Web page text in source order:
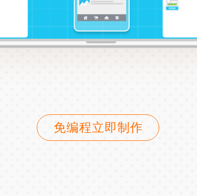
免编程立即制作